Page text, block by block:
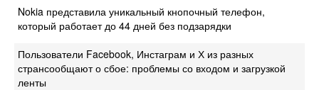
Nokia представила уникальный кнопочный телефон,
который работает до 44 дней без подзарядки
Пользователи Facebook, Инстаграм и Х из разных
странсообщают о сбое: проблемы со входом и загрузкой
ленты